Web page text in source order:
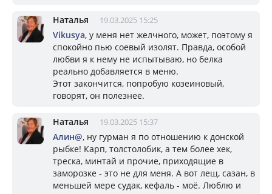
Наталья 19.03.2025 15:25
Vikusya, у меня нет желчного, может, поэтому я
спокойно пью соевый изолят. Правда, особой
любви я к нему не испытываю, но белка
реально добавляется в меню.
Этот закончится, попробую козеиновый,
говорят, он полезнее.
Наталья 19.03.2025 15:37
Алин@, ну гурман я по отношению к донской
рыбке! Карп, толстолобик, а тем более хек,
треска, минтай и прочие, приходящие в
заморозке - это не для меня. А вот лещ, сазан, в
меньшей мере судак, кефаль - моё. Люблю и